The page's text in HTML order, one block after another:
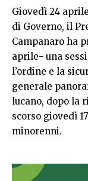
Giovedì 24
di Governo, il
Campanaro ha
aprile- una
l’ordine e la
generale
lucano, dopo la
scorso giovedì
minorenni.